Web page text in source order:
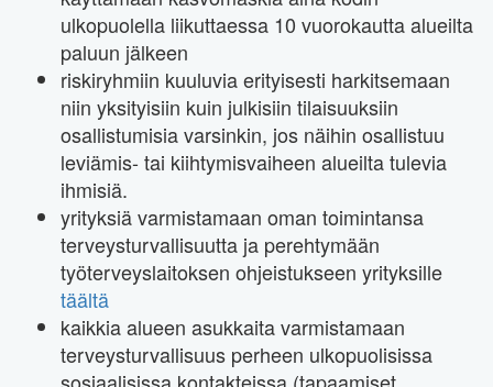
ulkopuolella liikuttaessa 10 vuorokautta alueilta
paluun jälkeen
riskiryhmiin kuuluvia erityisesti harkitsemaan
niin yksityisiin kuin julkisiin tilaisuuksiin
osallistumisia varsinkin, jos näihin osallistuu
leviämis- tai kiihtymisvaiheen alueilta tulevia
ihmisiä.
yrityksiä varmistamaan oman toimintansa
terveysturvallisuutta ja perehtymään
työterveyslaitoksen ohjeistukseen yrityksille
täältä
kaikkia alueen asukkaita varmistamaan
terveysturvallisuus perheen ulkopuolisissa